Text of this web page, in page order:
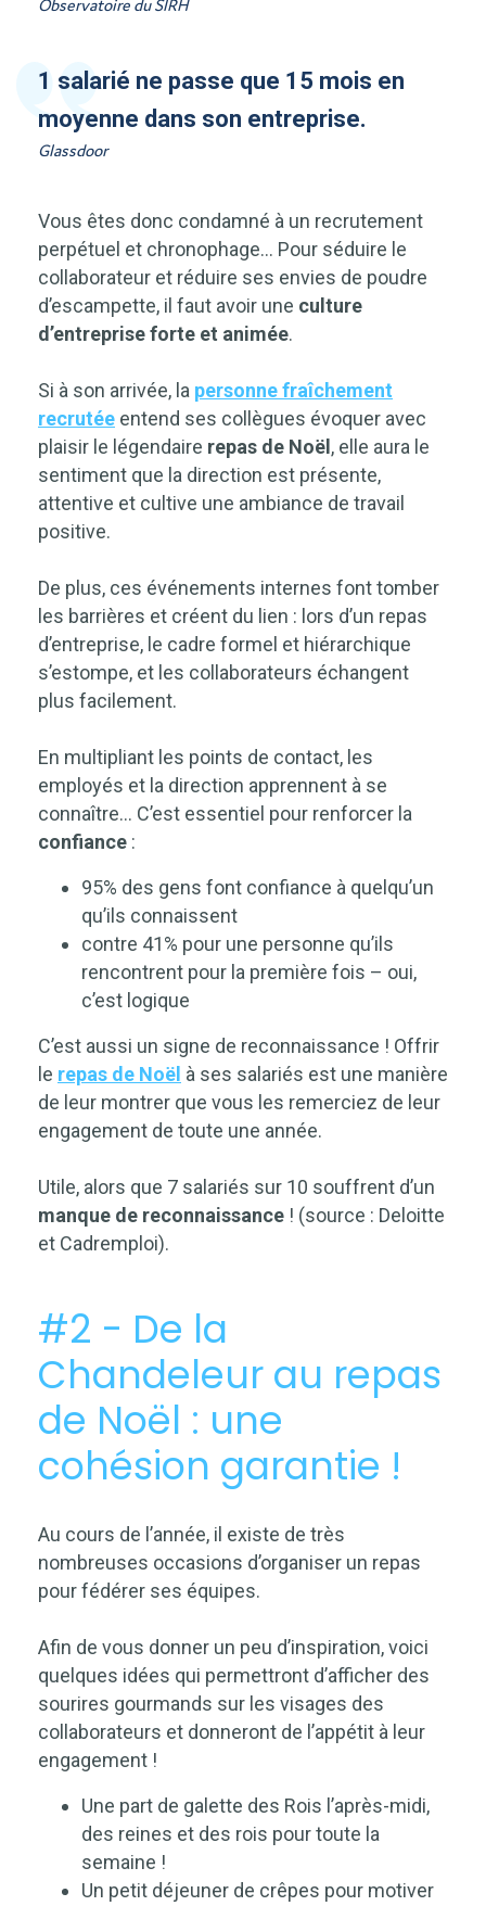
Observatoire du SIRH
1 salarié ne passe que 15 mois en
moyenne dans son entreprise.
Glassdoor
Vous êtes donc condamné à un recrutement
perpétuel et chronophage… Pour séduire le
collaborateur et réduire ses envies de poudre
d’escampette, il faut avoir une culture
d’entreprise forte et animée.
Si à son arrivée, la personne fraîchement
recrutée entend ses collègues évoquer avec
plaisir le légendaire repas de Noël , elle aura le
sentiment que la direction est présente,
attentive et cultive une ambiance de travail
positive.
De plus, ces événements internes font tomber
les barrières et créent du lien : lors d’un repas
d’entreprise, le cadre formel et hiérarchique
s’estompe, et les collaborateurs échangent
plus facilement.
En multipliant les points de contact, les
employés et la direction apprennent à se
connaître… C’est essentiel pour renforcer la
confiance :
95% des gens font confiance à quelqu’un
qu’ils connaissent
contre 41% pour une personne qu’ils
rencontrent pour la première fois – oui,
c’est logique
C’est aussi un signe de reconnaissance ! Offrir
le repas de Noël à ses salariés est une manière
de leur montrer que vous les remerciez de leur
engagement de toute une année.
Utile, alors que 7 salariés sur 10 souffrent d’un
manque de reconnaissance ! (source : Deloitte
et Cadremploi).
#2 - De la
Chandeleur au repas
de Noël : une
cohésion garantie !
Au cours de l’année, il existe de très
nombreuses occasions d’organiser un repas
pour fédérer ses équipes.
Afin de vous donner un peu d’inspiration, voici
quelques idées qui permettront d’afficher des
sourires gourmands sur les visages des
collaborateurs et donneront de l’appétit à leur
engagement !
Une part de galette des Rois l’après-midi,
des reines et des rois pour toute la
semaine !
Un petit déjeuner de crêpes pour motiver